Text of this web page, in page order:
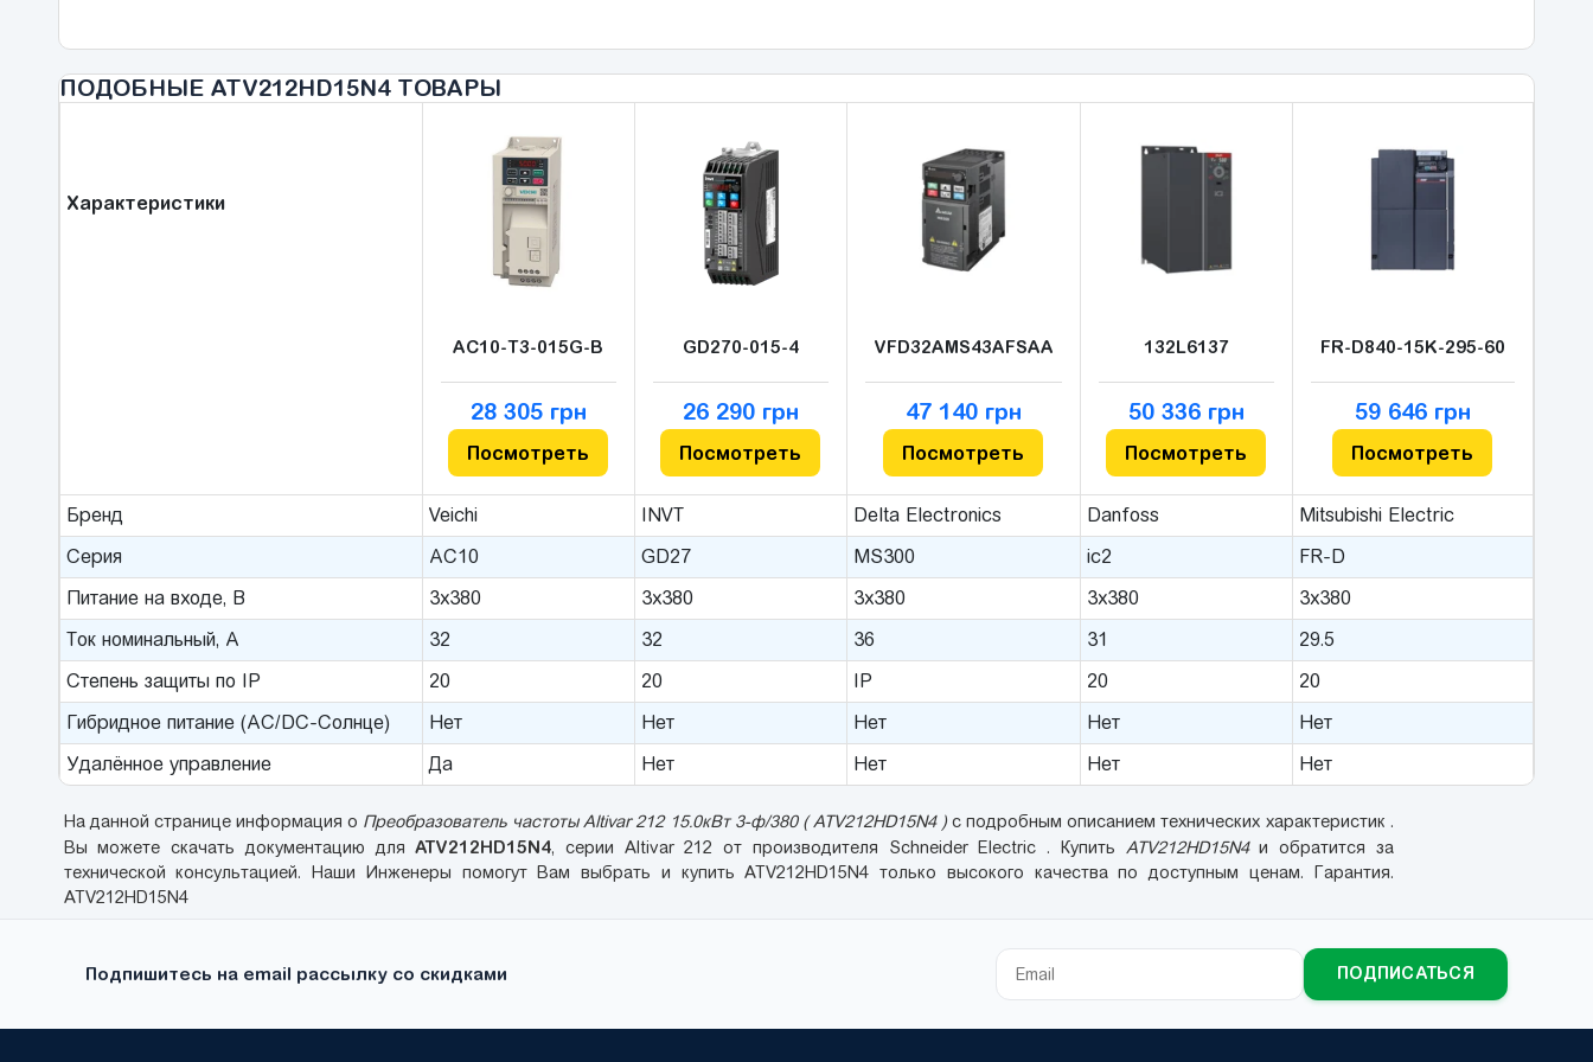
ПОДОБНЫЕ ATV212HD15N4 ТОВАРЫ
Характеристики
AC10-T3-015G-B
28 305 грн
Посмотреть
GD270-015-4
26 290 грн
Посмотреть
VFD32AMS43AFSAA
47 140 грн
Посмотреть
132L6137
50 336 грн
Посмотреть
FR-D840-15K-295-60
59 646 грн
Посмотреть
Бренд Veichi INVT Delta Electronics Danfoss
Mitsubishi Electric
Серия
AC10 GD27 MS300 ic2
FR-D
Питание на входе, В
3x380 3x380 3x380 3x380
3x380
Ток номинальный, A
32 32 36 31
29.5
Степень защиты по IP
20 20 IP 20
20
Гибридное питание (AC/DC-Солнце)
Нет Нет Нет Нет
Нет
Удалённое управление
Да Нет Нет Нет Нет
На данной странице информация о Преобразователь частоты Altivar 212 15.0кВт 3-ф/380 ( ATV212HD15N4 ) с подробным описанием технических характеристик .
Вы можете скачать документацию дляATV212HD15N4, серии Altivar 212 от производителя Schneider Electric . Купить ATV212HD15N4и обратится за
технической консультацией. Наши Инженеры помогут Вам выбрать и купить ATV212HD15N4 только высокого качества по доступным ценам. Гарантия.
ATV212HD15N4
Подпишитесь на email рассылку со скидками ПОДПИСАТЬСЯ